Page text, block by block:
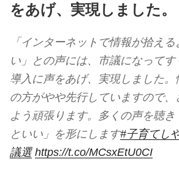
をあげ、実現しました。
「インターネットで情報が拾え
い」との声には、市議になって
導入に声をあげ、実現しました
の方がやや先行していますので
よう頑張ります。多くの声を聴
といい」を形にします#子育てし
議選 https://t.co/MCsxEtU0CI